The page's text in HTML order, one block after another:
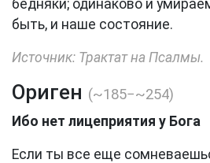
бедняки; одинаково и
быть, и наше состояние.
Источник: Трактат на Псалмы.
Ориген (~185−~254)
Ибо нет лицеприятия у Бога
Если ты все еще